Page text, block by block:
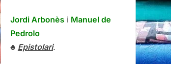
Jordi Arbonès i Manuel de
Pedrolo
♣ Epistolari.